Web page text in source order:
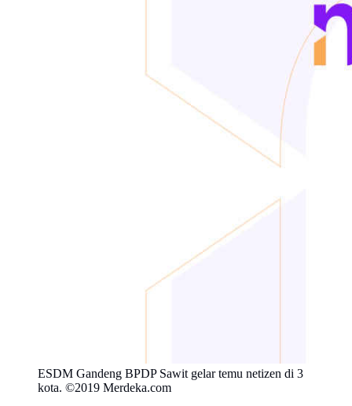
ESDM Gandeng BPDP Sawit gelar temu netizen di 3
kota. ©2019 Merdeka.com